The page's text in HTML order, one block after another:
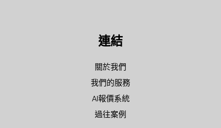
連結
關於我們
我們的服務
AI報價系統
過往案例